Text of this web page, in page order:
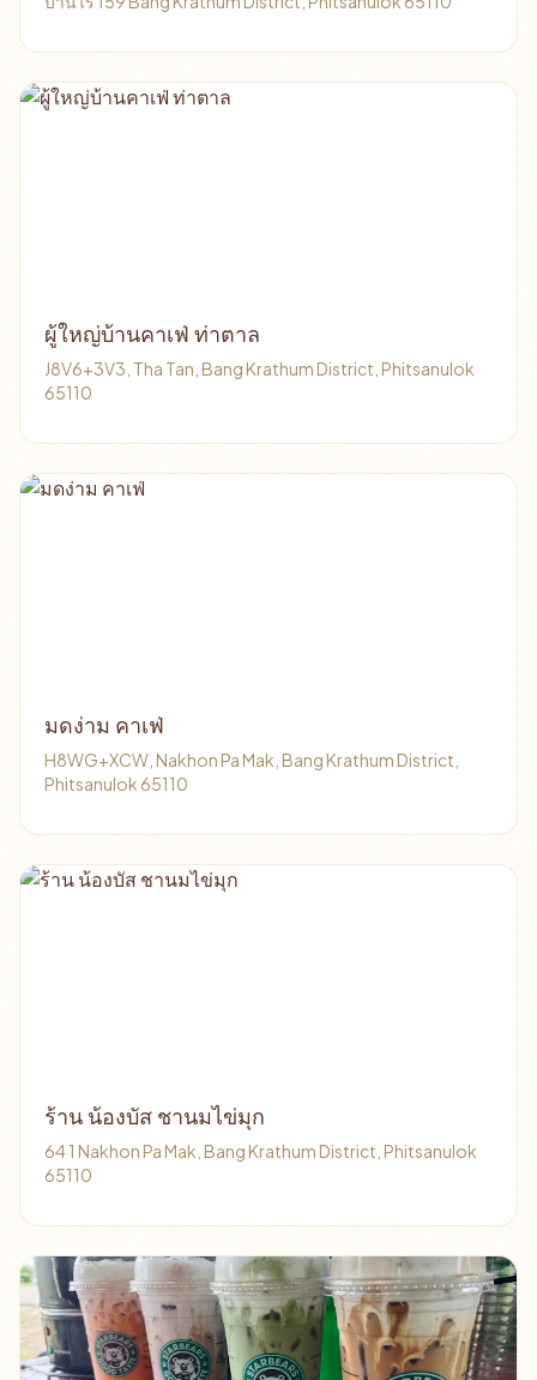
ผู้ใหญ่บ้านคาเฟ่ ท่าตาล
J8V6+3V3, Tha Tan, Bang Krathum District, Phitsanulok
65110
มดง่าม​ คาเฟ่
H8WG+XCW, Nakhon Pa Mak, Bang Krathum District,
Phitsanulok 65110
ร้าน น้องบัส ชานมไข่มุก
64 1 Nakhon Pa Mak, Bang Krathum District, Phitsanulok
65110